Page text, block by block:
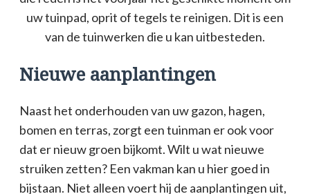
uw tuinpad, oprit of tegels te reinigen. Dit is een
van de tuinwerken die u kan uitbesteden.
Nieuwe aanplantingen
Naast het onderhouden van uw gazon, hagen,
bomen en terras, zorgt een tuinman er ook voor
dat er nieuw groen bijkomt. Wilt u wat nieuwe
struiken zetten? Een vakman kan u hier goed in
bijstaan. Niet alleen voert hij de aanplantingen uit,